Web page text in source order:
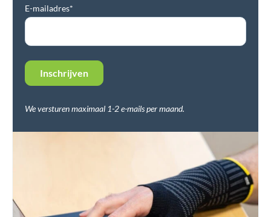
E-mailadres*
We versturen maximaal 1-2 e-mails per maand.